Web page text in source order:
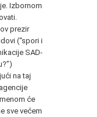
Izbornom
prezir
(“spori i
SAD-
na taj
će
sve većem